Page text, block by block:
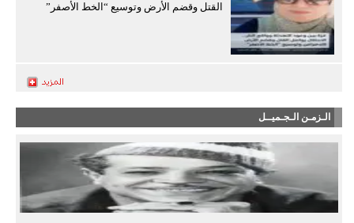
القتل وقضم الأرض وتوسيع “الخط الأصفر”
الـزمـن الـجـميــل